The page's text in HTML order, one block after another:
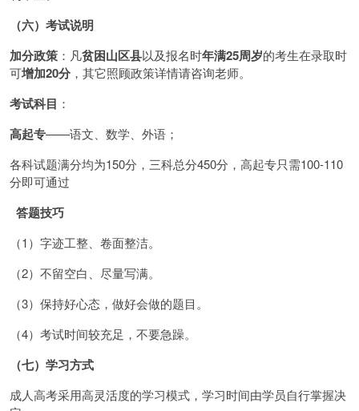
（六）考试说明
加分政策 ：凡贫困山区县以及报名时年满25周岁的考生在录取时
可增加20分 ，其它照顾政策详情请咨询老师。
考试科目 ：
高起专——语文、数学、外语；
各科试题满分均为150分，三科总分450分，高起专只需100-110
分即可通过
答题技巧
（1）字迹工整、卷面整洁。
（2）不留空白、尽量写满。
（3）保持好心态，做好会做的题目。
（4）考试时间较充足，不要急躁。
（七）学习方式
成人高考采用高灵活度的学习模式，学习时间由学员自行掌握决